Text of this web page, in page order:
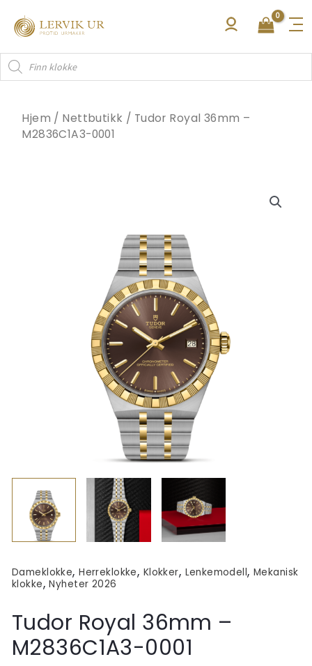
rett
innholdet
Products
search
Hjem / Nettbutikk / Tudor Royal 36mm –
M2836C1A3-0001
Dameklokke,Herreklokke, Klokker, Lenkemodell,Mekanisk
klokke,Nyheter 2026
Tudor Royal 36mm –
M2836C1A3-0001